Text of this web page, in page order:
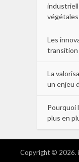
végétales
Les
transition
La
un enjeu
Pourquoi
plus en
Copyright © 2026.